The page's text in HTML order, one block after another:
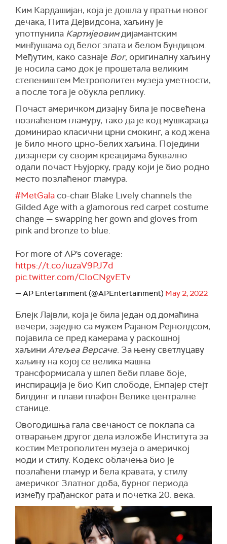
Ким Кардашијан, која је дошла у пратњи новог
дечака, Пита Дејвидсона, хаљину је
употпунила Картијеовимдијамантским
минђушама од белог злата и белом бундицом.
Међутим, како сазнаје Вог, оригиналну хаљину
је носила само док је прошетала великим
степеништем Метрополитен музеја уметности,
а после тога је обукла реплику.
Почаст америчком дизајну била је посвећена
позлаћеном гламуру, тако да је код мушкараца
доминирао класични црни смокинг, а код жена
је било много црно-белих хаљина. Поједини
дизајнери су својим креацијама буквално
одали почаст Њујорку, граду који је био родно
место позлаћеног гламура.
#MetGala co-chair Blake Lively channels the
Gilded Age with a glamorous red carpet costume
change — swapping her gown and gloves from
pink and bronze to blue.
For more of AP's coverage:
https://t.co/iuzaV9PJ7d
pic.twitter.com/CIoCNgvETv
— AP Entertainment (@APEntertainment) May 2, 2022
Блејк Лајвли, која је била један од домаћина
вечери, заједно са мужем Рајаном Рејнолдсом,
појавила се пред камерама у раскошној
хаљини Атељеа Версаче. За њену светлуцаву
хаљину на којој се велика машна
трансформисала у шлеп беби плаве боје,
инспирација је био Кип слободе, Емпајер стејт
билдинг и плави плафон Велике централне
станице.
Овогодишња гала свечаност се поклапа са
отварањем другог дела изложбе Института за
костим Метрополитен музеја о америчкој
моди и стилу. Кодекс облачења био је
позлаћени гламур и бела кравата, у стилу
америчког Златног доба, бурног периода
између грађанског рата и почетка 20. века.